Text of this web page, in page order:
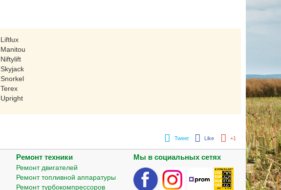
Liftlux
Manitou
Niftylift
Skyjack
Snorkel
Terex
Upright
Tweet Like +1
Ремонт техники
Ремонт двигателей
Ремонт топливной аппаратуры
Ремонт турбокомпрессоров
Мы в социальных сетях